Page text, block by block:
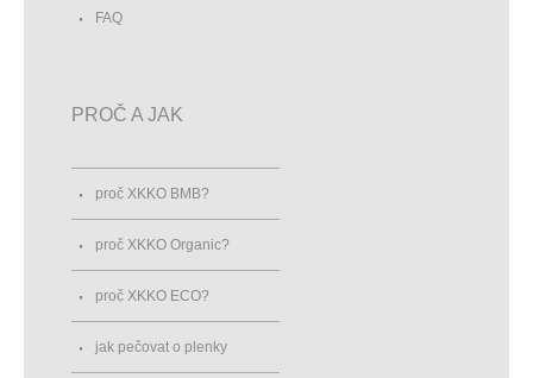
FAQ
PROČ A JAK
proč XKKO BMB?
proč XKKO Organic?
proč XKKO ECO?
jak pečovat o plenky